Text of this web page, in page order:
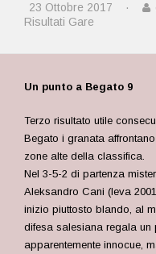
23 Ottobre 2017 ·
Risultati Gare
Un punto a Begato 9
Terzo risultato utile
Begato i granata
zone alte della classifica.
Nel 3-5-2 di partenza
Aleksandro Cani (leva
inizio piuttosto blando, al
difesa salesiana regala
apparentemente innocue,